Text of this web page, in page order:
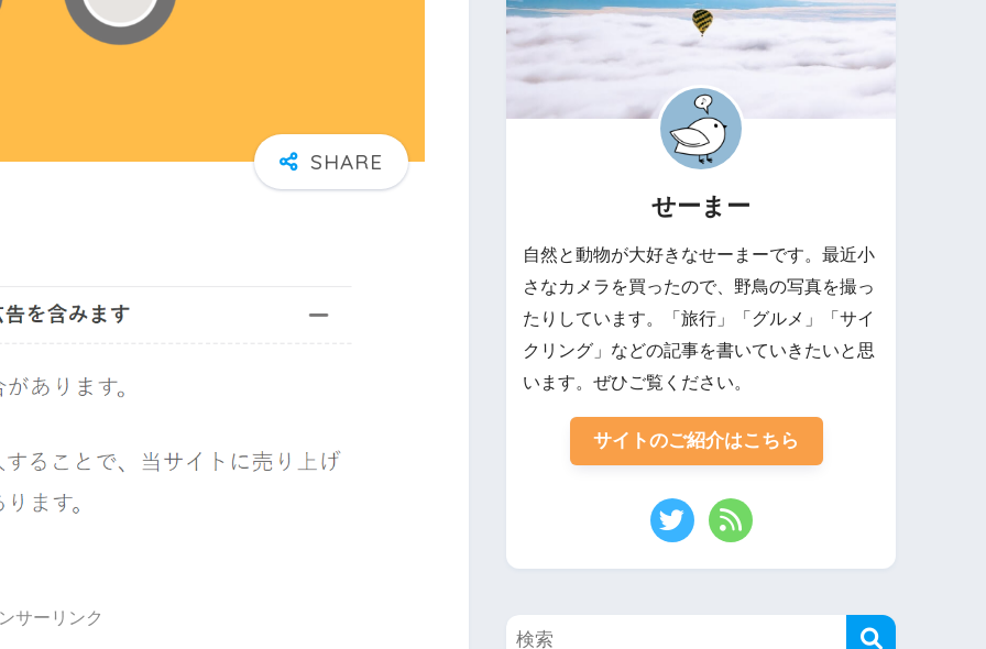
サーリンク
せーまー
自然と動物が大好きなせーまーです。最近小
さなカメラを買ったので、野鳥の写真を撮っ
たりしています。「旅行」「グルメ」「サイ
クリング」などの記事を書いていきたいと思
います。ぜひご覧ください。
サイトのご紹介はこちら